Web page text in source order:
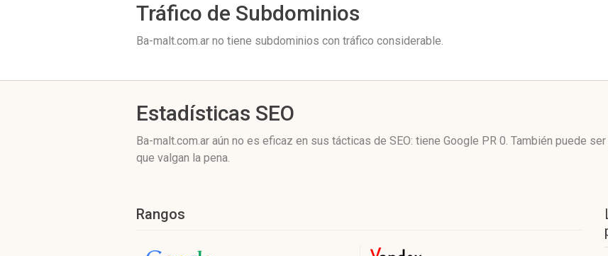
Tráfico de Subdominios
Ba-malt.com.ar no tiene subdominios con tráfico considerable.
Estadísticas SEO
Ba-malt.com.ar aún no es eficaz en sus tácticas de SEO: tiene Google PR 0. También puede
que valgan la pena.
Rangos